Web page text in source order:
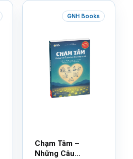
GNH Books
Chạm Tâm –
Những Câu